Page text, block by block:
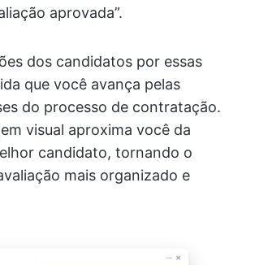
aprovada”.
dos candidatos por essas
que você avança pelas
do processo de contratação.
visual aproxima você da
candidato, tornando o
mais organizado e